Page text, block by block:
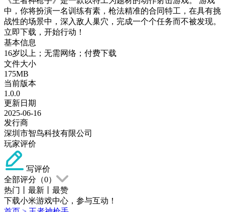
中，你将扮演一名训练有素，枪法精准的合同特工，在具有挑
战性的场景中，深入敌人巢穴，完成一个个任务而不被发现。
立即下载，开始行动！
基本信息
16岁以上；无需网络；付费下载
文件大小
175MB
当前版本
1.0.0
更新日期
2025-06-16
发行商
深圳市智鸟科技有限公司
玩家评价
写评价
全部评分（0）
热门
最新
最赞
下载小米游戏中心，参与互动！